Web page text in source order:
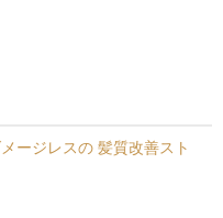
ージレスの 髪質改善スト